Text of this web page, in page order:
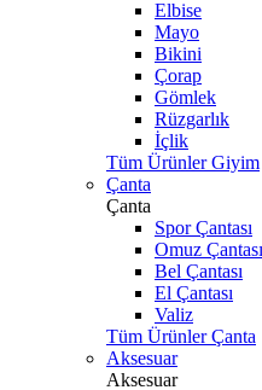
Elbise
Mayo
Bikini
Çorap
Gömlek
Rüzgarlık
İçlik
Tüm Ürünler Giyim
Çanta
Çanta
Spor Çantası
Omuz Çantası
Bel Çantası
El Çantası
Valiz
Tüm Ürünler Çanta
Aksesuar
Aksesuar